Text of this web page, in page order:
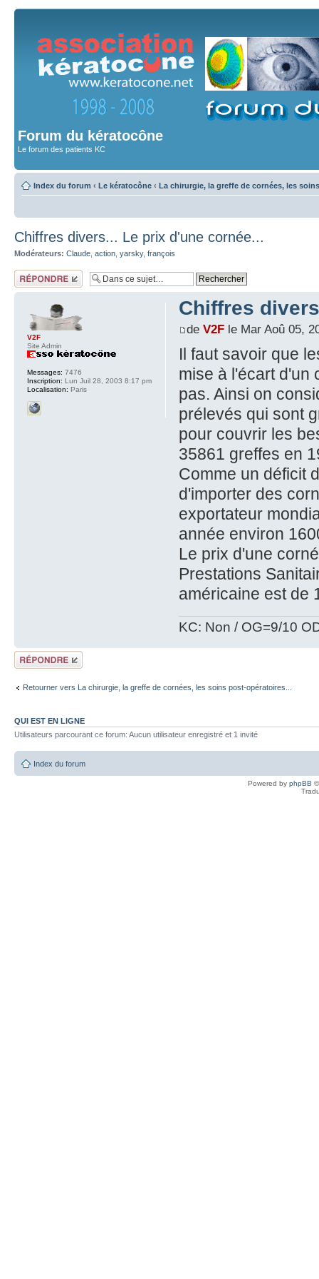
Forum du kératocône
Le forum des patients KC
Index du forum ‹ Le kératocône ‹ La chirurgie, la greffe de cornées, les
Chiffres divers... Le prix d'une cornée...
Modérateurs: Claude action yarsky, françois
Répondre
Chiffres
de V2Fle Mar Aoû 05,
Il faut savoir que
mise à l'écart d'un
pas. Ainsi on
prélevés qui sont
pour couvrir les
35861 greffes en
Comme un déficit
d'importer des
exportateur
année environ
Le prix d'une
Prestations
américaine est de
KC: Non / OG=9/10
V2F
Site Admin
Messages: 7476
Inscription: Lun Juil 28, 2003 8:17 pm
Localisation: Paris
Répondre
Retourner vers La chirurgie, la greffe de cornées, les soins post-opératoires...
QUI EST EN LIGNE
Utilisateurs parcourant ce forum: Aucun utilisateur enregistré et 1 invité
Index du forum
Powered by phpBB